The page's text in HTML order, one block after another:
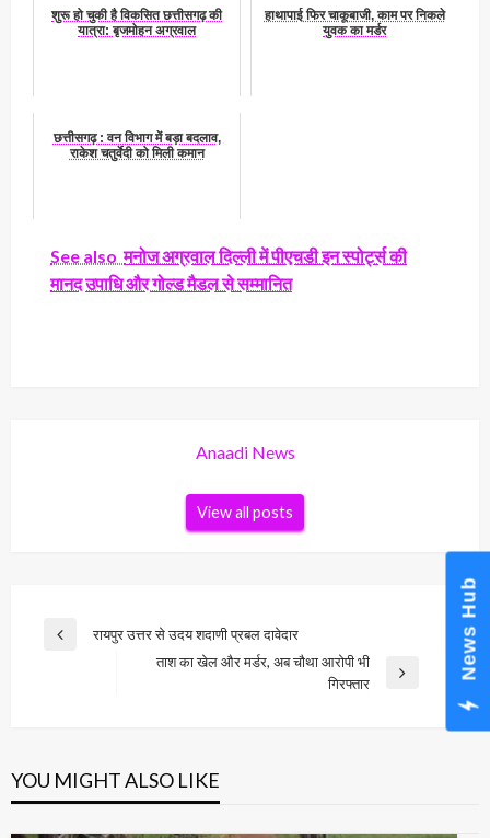
शुरू हो चुकी है विकसित छत्तीसगढ़ की
यात्रा: बृजमोहन अग्रवाल
हाथापाई फिर चाकूबाजी, काम पर निकले
युवक का मर्डर
छत्तीसगढ़ : वन विभाग में बड़ा बदलाव,
राकेश चतुर्वेदी को मिली कमान
See also मनोज अग्रवाल दिल्ली में पीएचडी इन स्पोर्ट्स की
मानद उपाधि और गोल्ड मैडल से सम्मानित
Anaadi News
View all posts
Post
Previous
रायपुर उत्तर से उदय शदाणी प्रबल दावेदार
ताश का खेल और मर्डर, अब चौथा आरोपी भी
गिरफ्तार
YOU MIGHT ALSO LIKE
News Hub